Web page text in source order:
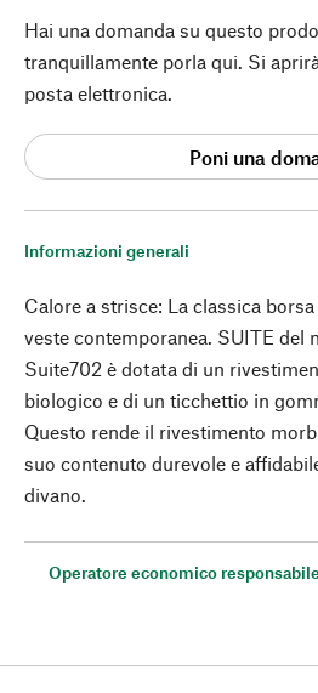
Informazioni generali
Calore a strisce: La classica
veste contemporanea. SUITE del
Suite702 è dotata di un
biologico e di un ticchettio in
Questo rende il rivestimento
suo contenuto durevole e
divano.
Operatore economico
Hai una domanda su questo
tranquillamente porla qui. Si
posta elettronica.
Poni una